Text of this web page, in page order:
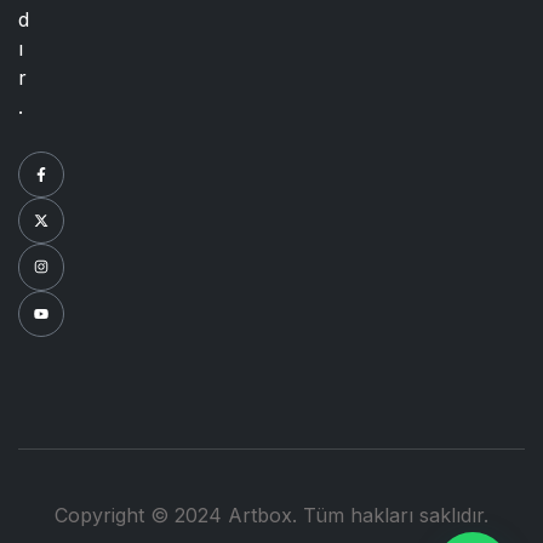
d
ı
r
.
Copyright © 2024 Artbox. Tüm hakları saklıdır.